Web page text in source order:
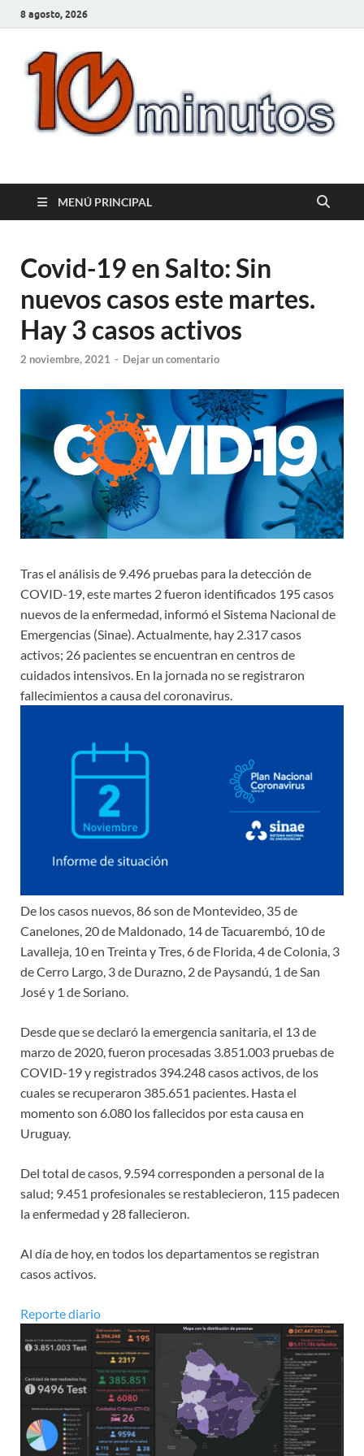
8 agosto, 2026
10minutos.com.uy
MENÚ PRINCIPAL
Covid-19 en Salto: Sin
nuevos casos este martes.
Hay 3 casos activos
2 noviembre, 2021 - Dejar un comentario
Tras el análisis de 9.496 pruebas para la detección de
COVID-19, este martes 2 fueron identificados 195 casos
nuevos de la enfermedad, informó el Sistema Nacional de
Emergencias (Sinae). Actualmente, hay 2.317 casos
activos; 26 pacientes se encuentran en centros de
cuidados intensivos. En la jornada no se registraron
fallecimientos a causa del coronavirus.
De los casos nuevos, 86 son de Montevideo, 35 de
Canelones, 20 de Maldonado, 14 de Tacuarembó, 10 de
Lavalleja, 10 en Treinta y Tres, 6 de Florida, 4 de Colonia, 3
de Cerro Largo, 3 de Durazno, 2 de Paysandú, 1 de San
José y 1 de Soriano.
Desde que se declaró la emergencia sanitaria, el 13 de
marzo de 2020, fueron procesadas 3.851.003 pruebas de
COVID-19 y registrados 394.248 casos activos, de los
cuales se recuperaron 385.651 pacientes. Hasta el
momento son 6.080 los fallecidos por esta causa en
Uruguay.
Del total de casos, 9.594 corresponden a personal de la
salud; 9.451 profesionales se restablecieron, 115 padecen
la enfermedad y 28 fallecieron.
Al día de hoy, en todos los departamentos se registran
casos activos.
Reporte diario